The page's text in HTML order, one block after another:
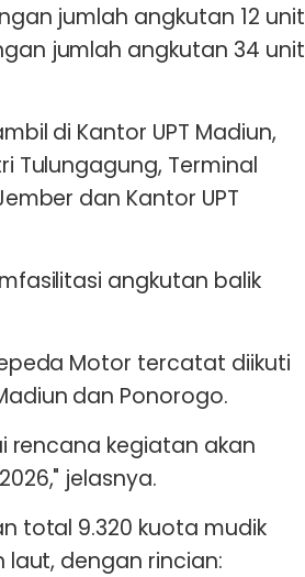
jumlah angkutan 12 unit
jumlah angkutan 34 unit
di Kantor UPT Madiun,
Tulungagung, Terminal
dan Kantor UPT
angkutan balik
Motor tercatat diikuti
dan Ponorogo.
rencana kegiatan akan
jelasnya.
total 9.320 kuota mudik
dengan rincian: